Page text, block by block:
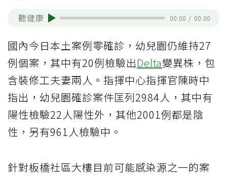
聽健康 00:00 / 00:00
國內今日本土案例零確診，幼兒園仍維持27
例個案，其中有20例檢驗出Delta變異株，包
含裝修工夫妻兩人。指揮中心指揮官陳時中
指出，幼兒園確診案件匡列2984人，其中有
陽性檢驗22人陽性外，其他2001例都是陰
性，另有961人檢驗中。
針對板橋社區大樓目前可能感染源之一的案